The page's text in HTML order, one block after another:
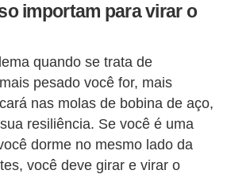
importam para virar o
quando se trata de
pesado você for, mais
nas molas de bobina de aço,
resiliência. Se você é uma
dorme no mesmo lado da
você deve girar e virar o